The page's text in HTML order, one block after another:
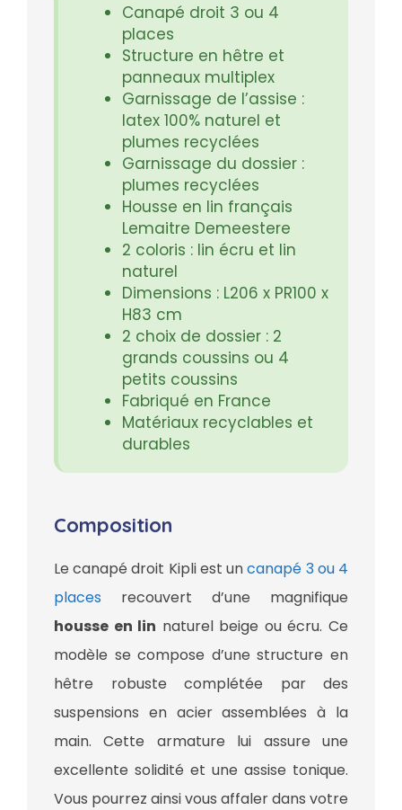
Canapé droit 3 ou 4
places
Structure en hêtre et
panneaux multiplex
Garnissage de l’assise :
latex 100% naturel et
plumes recyclées
Garnissage du dossier :
plumes recyclées
Housse en lin français
Lemaitre Demeestere
2 coloris : lin écru et lin
naturel
Dimensions : L206 x PR100 x
H83 cm
2 choix de dossier : 2
grands coussins ou 4
petits coussins
Fabriqué en France
Matériaux recyclables et
durables
Composition
Le canapé droit Kipli est uncanapé 3 ou 4
places recouvert d’une magnifique
housse en lin naturel beige ou écru. Ce
modèle se compose d’une structure en
hêtre robuste complétée par des
suspensions en acier assemblées à la
main. Cette armature lui assure une
excellente solidité et une assise tonique.
Vous pourrez ainsi vous affaler dans votre